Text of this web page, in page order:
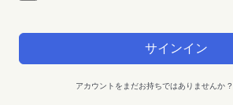
サインイン
アカウントをまだお持ちではありませんか ?